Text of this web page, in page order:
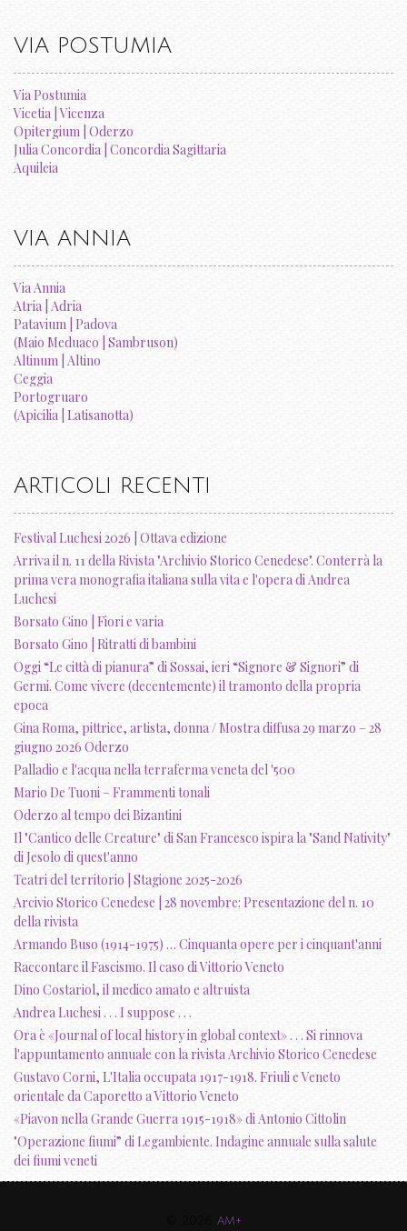
VIA POSTUMIA
Via Postumia
Vicetia | Vicenza
Opitergium | Oderzo
Julia Concordia | Concordia Sagittaria
Aquileia
VIA ANNIA
Via Annia
Atria | Adria
Patavium | Padova
(Maio Meduaco | Sambruson)
Altinum | Altino
Ceggia
Portogruaro
(Apicilia | Latisanotta)
ARTICOLI RECENTI
Festival Luchesi 2026 | Ottava edizione
Arriva il n. 11 della Rivista "Archivio Storico Cenedese". Conterrà la
prima vera monografia italiana sulla vita e l'opera di Andrea
Luchesi
Borsato Gino | Fiori e varia
Borsato Gino | Ritratti di bambini
Oggi “Le città di pianura” di Sossai, ieri “Signore & Signori” di
Germi. Come vivere (decentemente) il tramonto della propria
epoca
Gina Roma, pittrice, artista, donna / Mostra diffusa 29 marzo – 28
giugno 2026 Oderzo
Palladio e l'acqua nella terraferma veneta del '500
Mario De Tuoni – Frammenti tonali
Oderzo al tempo dei Bizantini
Il "Cantico delle Creature" di San Francesco ispira la "Sand Nativity"
di Jesolo di quest'anno
Teatri del territorio | Stagione 2025-2026
Arcivio Storico Cenedese | 28 novembre: Presentazione del n. 10
della rivista
Armando Buso (1914-1975) … Cinquanta opere per i cinquant'anni
Raccontare il Fascismo. Il caso di Vittorio Veneto
Dino Costariol, il medico amato e altruista
Andrea Luchesi . . . I suppose . . .
Ora è «Journal of local history in global context» . . . Si rinnova
l'appuntamento annuale con la rivista Archivio Storico Cenedese
Gustavo Corni, L'Italia occupata 1917-1918. Friuli e Veneto
orientale da Caporetto a Vittorio Veneto
«Piavon nella Grande Guerra 1915-1918» di Antonio Cittolin
"Operazione fiumi” di Legambiente. Indagine annuale sulla salute
dei fiumi veneti
am+